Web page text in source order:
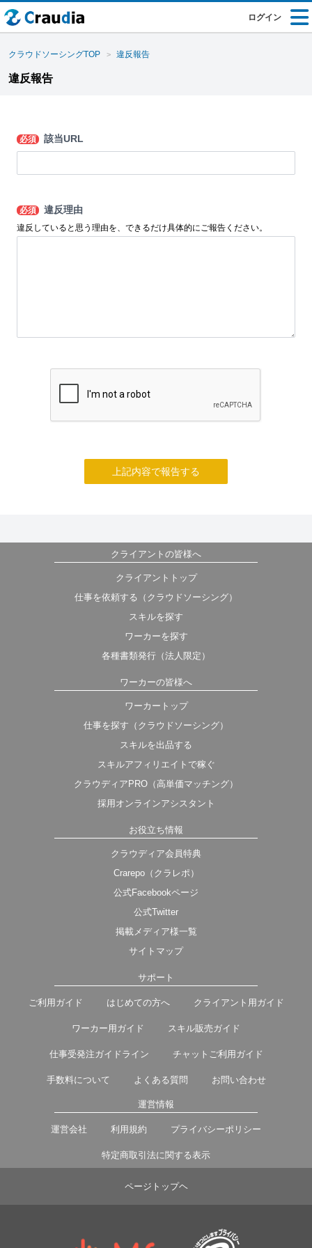
ログイン
クラウドソーシングTOP 違反報告
違反報告
必須 該当URL
必須 違反理由
違反していると思う理由を、できるだけ具体的にご報告ください。
上記内容で報告する
クライアントの皆様へ
クライアントトップ
仕事を依頼する（クラウドソーシング）
スキルを探す
ワーカーを探す
各種書類発行（法人限定）
ワーカーの皆様へ
ワーカートップ
仕事を探す（クラウドソーシング）
スキルを出品する
スキルアフィリエイトで稼ぐ
クラウディアPRO（高単価マッチング）
採用オンラインアシスタント
お役立ち情報
クラウディア会員特典
Crarepo（クラレポ）
公式Facebookページ
公式Twitter
掲載メディア様一覧
サイトマップ
サポート
ご利用ガイド はじめての方へ クライアント用ガイド
ワーカー用ガイド スキル販売ガイド
仕事受発注ガイドライン チャットご利用ガイド
手数料について よくある質問 お問い合わせ
運営情報
運営会社 利用規約 プライバシーポリシー
特定商取引法に関する表示
ページトップヘ